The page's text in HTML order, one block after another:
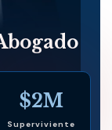
$2M
Superviviente